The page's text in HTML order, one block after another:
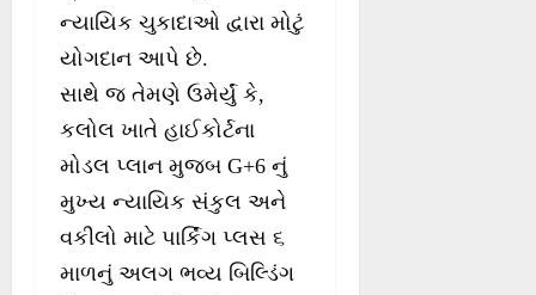
ન્યાયિક ચુકાદાઓ દ્વારા મોટું
યોગદાન આપે છે.
સાથે જ તેમણે ઉમેર્યું કે,
કલોલ ખાતે હાઈકોર્ટના
મોડલ પ્લાન મુજબ G+6 નું
મુખ્ય ન્યાયિક સંકુલ અને
વકીલો માટે પાર્કિંગ પ્લસ ૬
માળનું અલગ ભવ્ય બિલ્ડિંગ